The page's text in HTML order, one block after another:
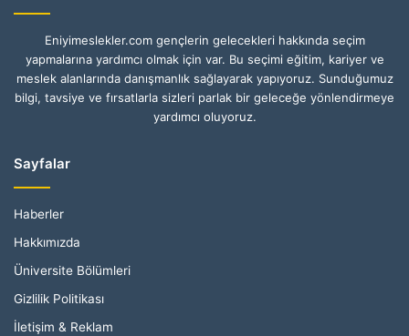
Eniyimeslekler.com gençlerin gelecekleri hakkında seçim
yapmalarına yardımcı olmak için var. Bu seçimi eğitim, kariyer ve
meslek alanlarında danışmanlık sağlayarak yapıyoruz. Sunduğumuz
bilgi, tavsiye ve fırsatlarla sizleri parlak bir geleceğe yönlendirmeye
yardımcı oluyoruz.
Sayfalar
Haberler
Hakkımızda
Üniversite Bölümleri
Gizlilik Politikası
İletişim & Reklam